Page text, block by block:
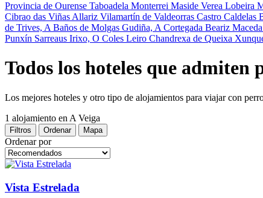
Provincia de Ourense Taboadela Monterrei Maside Verea Lobeira
Cibrao das Viñas Allariz Vilamartín de Valdeorras Castro Caldelas
de Trives, A Baños de Molgas Gudiña, A Cortegada Beariz Maceda
Punxín Sarreaus Irixo, O Coles Leiro Chandrexa de Queixa
Todos los hoteles que admiten
Los mejores hoteles y otro tipo de alojamientos para viajar con
1 alojamiento en A Veiga
Filtros Ordenar Mapa
Ordenar por
Vista Estrelada